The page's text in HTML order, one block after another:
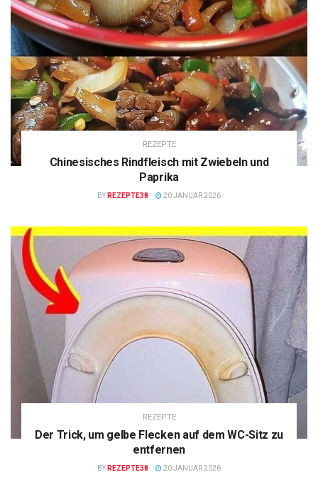
REZEPTE
Chinesisches Rindfleisch mit Zwiebeln und
Paprika
BY REZEPTE38 20 JANUAR 2026
REZEPTE
Der Trick, um gelbe Flecken auf dem WC-Sitz zu
entfernen
BY REZEPTE38 20 JANUAR 2026